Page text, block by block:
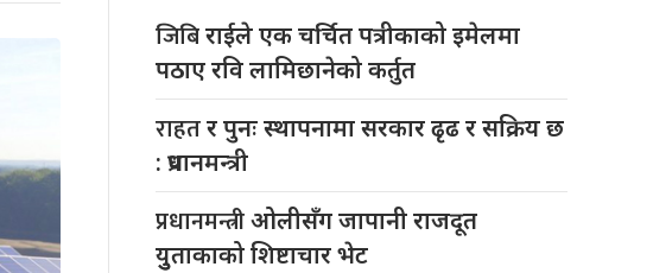
जिबिराईले एक चर्चित पत्रीकाको इमेलमा
पठाए रवि लामिछानेको कर्तुत
राहतर पुनः स्थापनामा सरकार ढृढ र सक्रिय छ
: प्रधानमन्त्री
प्रधानमन्त्रीओलीसँग जापानी राजदूत
युुताकाको शिष्टाचार भेट